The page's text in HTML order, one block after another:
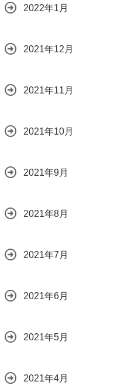
2022年1月
2021年12月
2021年11月
2021年10月
2021年9月
2021年8月
2021年7月
2021年6月
2021年5月
2021年4月